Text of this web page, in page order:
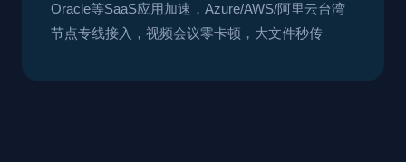
Oracle等SaaS应用加速，Azure/AWS/阿里云台湾
节点专线接入，视频会议零卡顿，大文件秒传